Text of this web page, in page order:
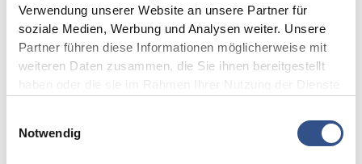
Verwendung unserer Website an unsere Partner für
soziale Medien, Werbung und Analysen weiter. Unsere
Partner führen diese Informationen möglicherweise mit
weiteren Daten zusammen, die Sie ihnen bereitgestellt
haben oder die sie im Rahmen Ihrer Nutzung der Dienste
Notwendig
confirms our systematic and sustainable
commitment to protecting the environment and
its natural resources. Annual surveillance
improvement of our processes in the future.